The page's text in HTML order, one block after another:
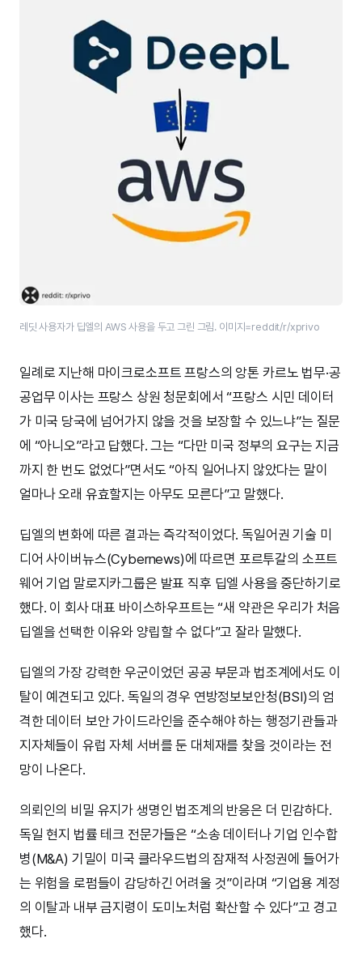
레딧 사용자가 딥엘의 AWS 사용을 두고 그린 그림. 이미지=reddit/r/xprivo
일례로 지난해 마이크로소프트 프랑스의 앙톤 카르노 법무·공
공업무 이사는 프랑스 상원 청문회에서 “프랑스 시민 데이터
가 미국 당국에 넘어가지 않을 것을 보장할 수 있느냐”는 질문
에 “아니오”라고 답했다. 그는 “다만 미국 정부의 요구는 지금
까지 한 번도 없었다”면서도 “아직 일어나지 않았다는 말이
얼마나 오래 유효할지는 아무도 모른다”고 말했다.
딥엘의 변화에 따른 결과는 즉각적이었다. 독일어권 기술 미
디어 사이버뉴스(Cybernews)에 따르면 포르투갈의 소프트
웨어 기업 말로지카그룹은 발표 직후 딥엘 사용을 중단하기로
했다. 이 회사 대표 바이스하우프트는 “새 약관은 우리가 처음
딥엘을 선택한 이유와 양립할 수 없다”고 잘라 말했다.
딥엘의 가장 강력한 우군이었던 공공 부문과 법조계에서도 이
탈이 예견되고 있다. 독일의 경우 연방정보보안청(BSI)의 엄
격한 데이터 보안 가이드라인을 준수해야 하는 행정기관들과
지자체들이 유럽 자체 서버를 둔 대체재를 찾을 것이라는 전
망이 나온다.
의뢰인의 비밀 유지가 생명인 법조계의 반응은 더 민감하다.
독일 현지 법률 테크 전문가들은 “소송 데이터나 기업 인수합
병(M&A) 기밀이 미국 클라우드법의 잠재적 사정권에 들어가
는 위험을 로펌들이 감당하긴 어려울 것”이라며 “기업용 계정
의 이탈과 내부 금지령이 도미노처럼 확산할 수 있다”고 경고
했다.